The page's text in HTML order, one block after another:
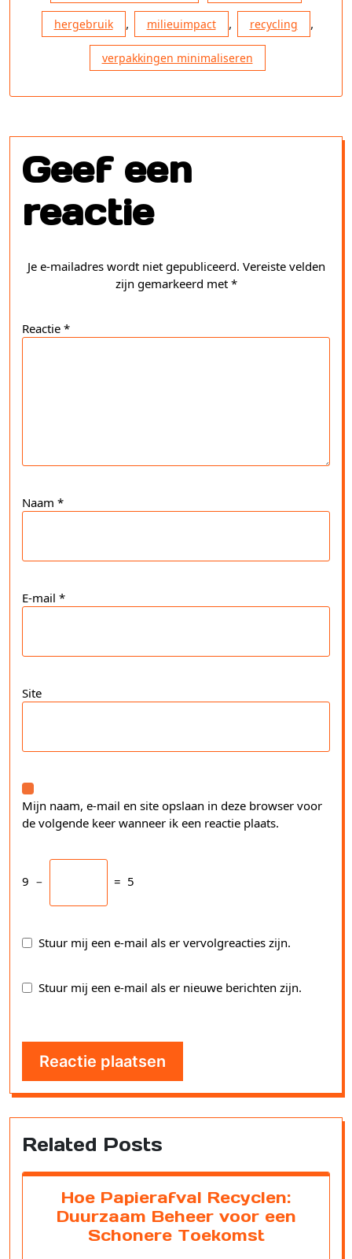
hergebruik , milieuimpact , recycling ,
verpakkingen minimaliseren
Geef een
reactie
Je e-mailadres wordt niet gepubliceerd. Vereiste velden
zijn gemarkeerd met *
Reactie *
Naam *
E-mail *
Site
Mijn naam, e-mail en site opslaan in deze browser voor
de volgende keer wanneer ik een reactie plaats.
9 − = 5
Stuur mij een e-mail als er vervolgreacties zijn.
Stuur mij een e-mail als er nieuwe berichten zijn.
Related Posts
Hoe Papierafval Recyclen:
Duurzaam Beheer voor een
Schonere Toekomst